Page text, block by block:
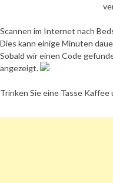
Scannen im Internet nach
Dies kann einige Minuten
Sobald wir einen Code
angezeigt.
Trinken Sie eine Tasse Kaffee